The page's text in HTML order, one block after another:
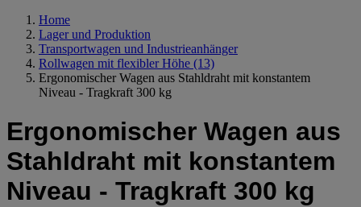
Home
Lager und Produktion
Transportwagen und Industrieanhänger
Rollwagen mit flexibler Höhe (13)
Ergonomischer Wagen aus Stahldraht mit konstantem
Niveau - Tragkraft 300 kg
Ergonomischer Wagen aus
Stahldraht mit konstantem
Niveau - Tragkraft 300 kg